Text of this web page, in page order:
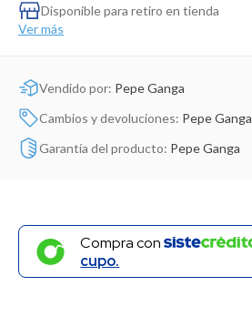
Disponible para retiro en tienda
Ver más
Vendido por: Pepe Ganga
Cambios y devoluciones: Pepe Ganga
Garantía del producto: Pepe Ganga
Compra con
cupo.
Dinosaurio Juguete